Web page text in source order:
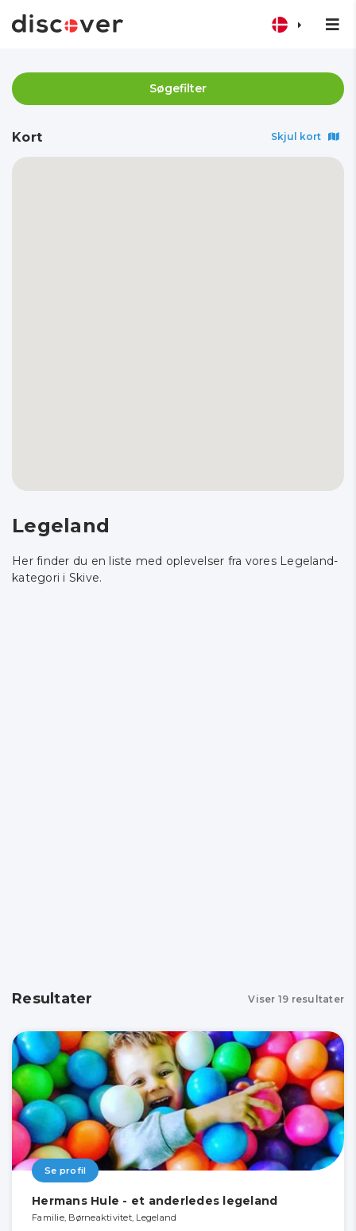
Søgefilter
Kort Skjul kort
Legeland
Her finder du en liste med oplevelser fra vores Legeland-
kategori i Skive.
Resultater Viser 19 resultater
Se profil
Hermans Hule - et anderledes legeland
Familie, Børneaktivitet, Legeland